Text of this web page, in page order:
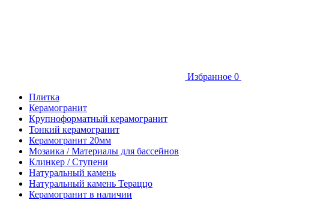
Избранное 0
Плитка
Керамогранит
Крупноформатный керамогранит
Тонкий керамогранит
Керамогранит 20мм
Мозаика / Материалы для бассейнов
Клинкер / Ступени
Натуральный камень
Натуральный камень Тераццо
Керамогранит в наличии